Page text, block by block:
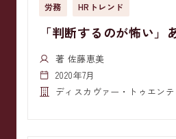
労務 HRトレンド
「判断するのが怖い」
著 佐藤恵美
2020年7月
ディスカヴァー・トゥエン